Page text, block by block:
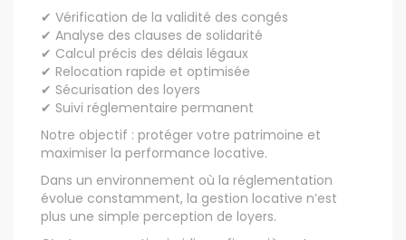
✔ Vérification de la validité des congés
✔ Analyse des clauses de solidarité
✔ Calcul précis des délais légaux
✔ Relocation rapide et optimisée
✔ Sécurisation des loyers
✔ Suivi réglementaire permanent
Notre objectif : protéger votre patrimoine et
maximiser la performance locative.
Dans un environnement où la réglementation
évolue constamment, la gestion locative n’est
plus une simple perception de loyers.